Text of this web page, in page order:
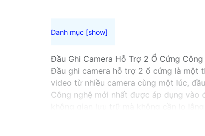
Đầu Ghi Camera Hỗ Trợ 2 Ổ Cứng
Đầu ghi camera hỗ trợ 2 ổ cứng là một
video từ nhiều camera cùng một lúc,
Công nghệ mới nhất được áp dụng vào
Nếu bạn đang tìm kiếm một giải pháp
hoàn hảo cho nhu cầu của bạn. Hãy